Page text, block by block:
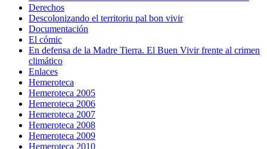
Derechos
Descolonizando el territoriu pal bon vivir
Documentación
El cómic
En defensa de la Madre Tierra. El Buen Vivir frente al crimen
climático
Enlaces
Hemeroteca
Hemeroteca 2005
Hemeroteca 2006
Hemeroteca 2007
Hemeroteca 2008
Hemeroteca 2009
Hemeroteca 2010